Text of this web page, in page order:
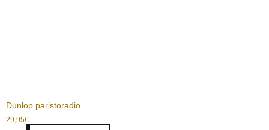
Dunlop paristoradio
29,95€